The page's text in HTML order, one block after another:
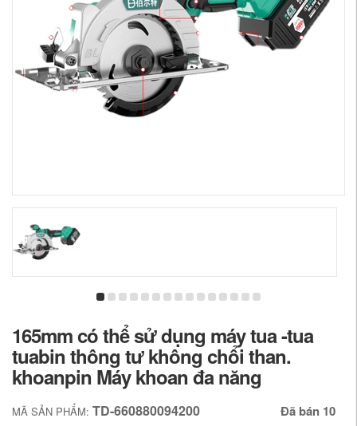
165mm có thể sử dụng máy tua -tua
tuabin thông tư không chổi than.
khoanpin Máy khoan đa năng
MÃ SẢN PHẨM: TD-660880094200 Đã bán 10